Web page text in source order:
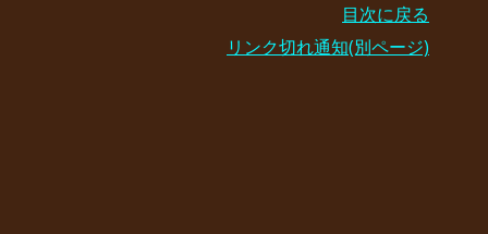
目次に戻る
リンク切れ通知(別ページ)